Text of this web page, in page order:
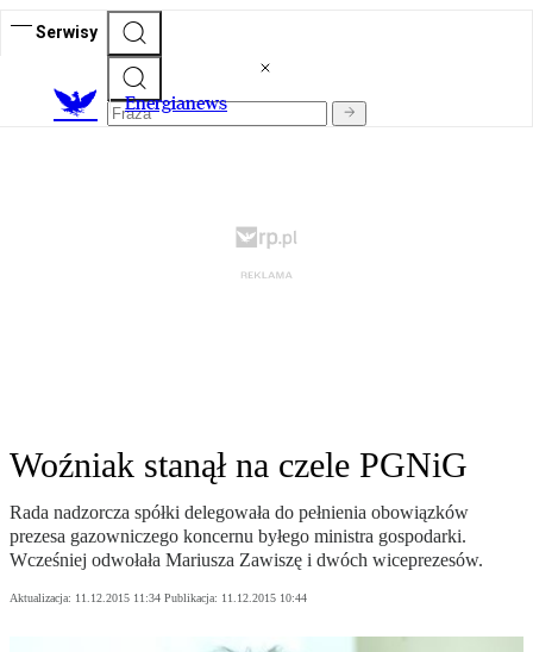
Serwisy
Energianews
Woźniak stanął na czele PGNiG
Rada nadzorcza spółki delegowała do pełnienia obowiązków
prezesa gazowniczego koncernu byłego ministra gospodarki.
Wcześniej odwołała Mariusza Zawiszę i dwóch wiceprezesów.
Aktualizacja: 11.12.2015 11:34 Publikacja: 11.12.2015 10:44